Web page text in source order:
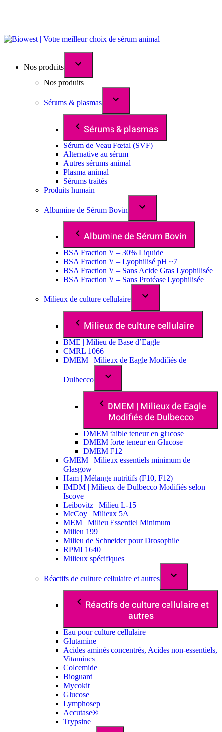
Nos produits
Nos produits
Sérums & plasmas
Sérums & plasmas
Sérum de Veau Fœtal (SVF)
Alternative au sérum
Autres sérums animal
Plasma animal
Sérums traités
Produits humain
Albumine de Sérum Bovin
Albumine de Sérum Bovin
BSA Fraction V – 30% Liquide
BSA Fraction V – Lyophilisé pH ~7
BSA Fraction V – Sans Acide Gras Lyophilisée
BSA Fraction V – Sans Protéase Lyophilisée
Milieux de culture cellulaire
Milieux de culture cellulaire
BME | Milieu de Base d’Eagle
CMRL 1066
DMEM | Milieux de Eagle Modifiés de
Dulbecco
DMEM | Milieux de Eagle
Modifiés de Dulbecco
DMEM faible teneur en glucose
DMEM forte teneur en Glucose
DMEM F12
GMEM | Milieux essentiels minimum de
Glasgow
Ham | Mélange nutritifs (F10, F12)
IMDM | Milieux de Dulbecco Modifiés selon
Iscove
Leibovitz | Milieu L-15
McCoy | Milieux 5A
MEM | Milieu Essentiel Minimum
Milieu 199
Milieu de Schneider pour Drosophile
RPMI 1640
Milieux spécifiques
Réactifs de culture cellulaire et autres
Réactifs de culture cellulaire et
autres
Eau pour culture cellulaire
Glutamine
Acides aminés concentrés, Acides non-essentiels,
Vitamines
Colcemide
Bioguard
Mycokit
Glucose
Lymphosep
Accutase®
Trypsine